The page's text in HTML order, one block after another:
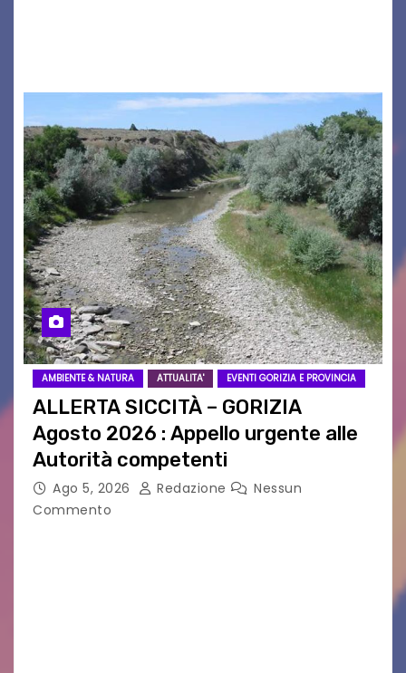
AMBIENTE & NATURA ATTUALITA' EVENTI GORIZIA E PROVINCIA
ALLERTA SICCITÀ – GORIZIA
Agosto 2026 : Appello urgente alle
Autorità competenti
Ago 5, 2026 Redazione
Nessun
Commento